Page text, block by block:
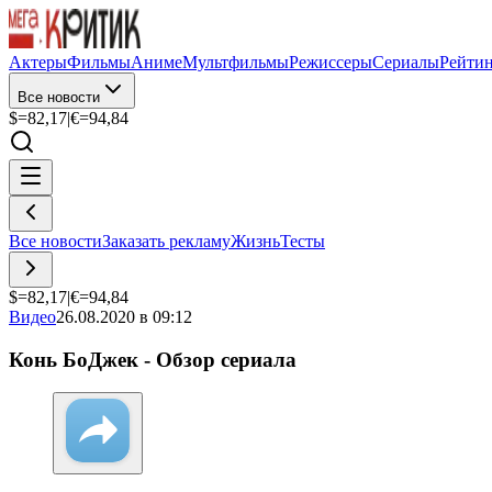
АктерыФильмыАнимеМультфильмыРежиссерыСериалы
Все новости
$=82,17|€=94,84
Все новостиЗаказать рекламуЖизньТесты
$=82,17|€=94,84
Видео26.08.2020 в 09:12
Конь БоДжек - Обзор сериала